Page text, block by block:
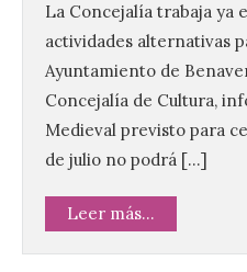
La Concejalía trabaja ya
actividades alternativas
Ayuntamiento de
Concejalía de Cultura,
Medieval previsto para
de julio no podrá […]
Leer más...